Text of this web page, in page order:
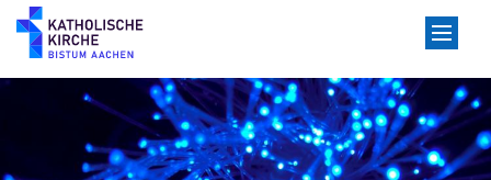
Zum Inhalt springen